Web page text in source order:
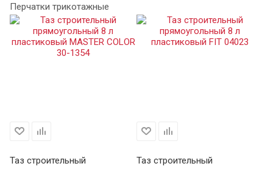
Перчатки трикотажные
Таз строительный
Таз строительный